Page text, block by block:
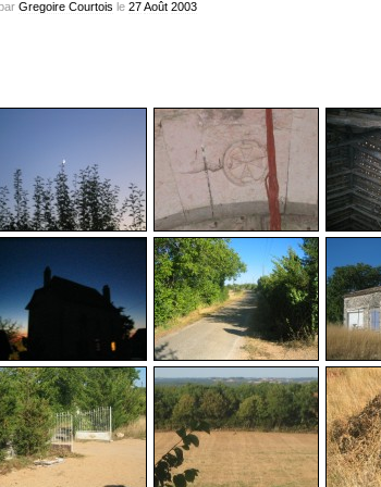
Gregoire Courtois le 27 Août 2003